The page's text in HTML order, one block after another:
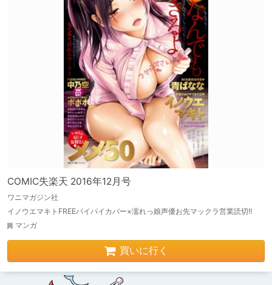
COMIC失楽天 2016年12月号
ワニマガジン社
イノウエマキトFREEパイパイカバー×濡れっ娘声優お先マックラ営業読切!!
マンガ
買いに行く